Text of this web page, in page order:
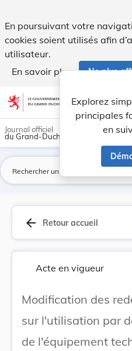
En poursuivant votre
cookies soient utilisés afin
utilisateur.
En savoir plus
Ne plus
Aller au contenu Explorez
principales
en
Journal officiel
du Grand-Duché de Luxembourg
arrow_back Retour accueil
Acte en vigueur
Modification des
sur l'utilisation par
de l'équipement